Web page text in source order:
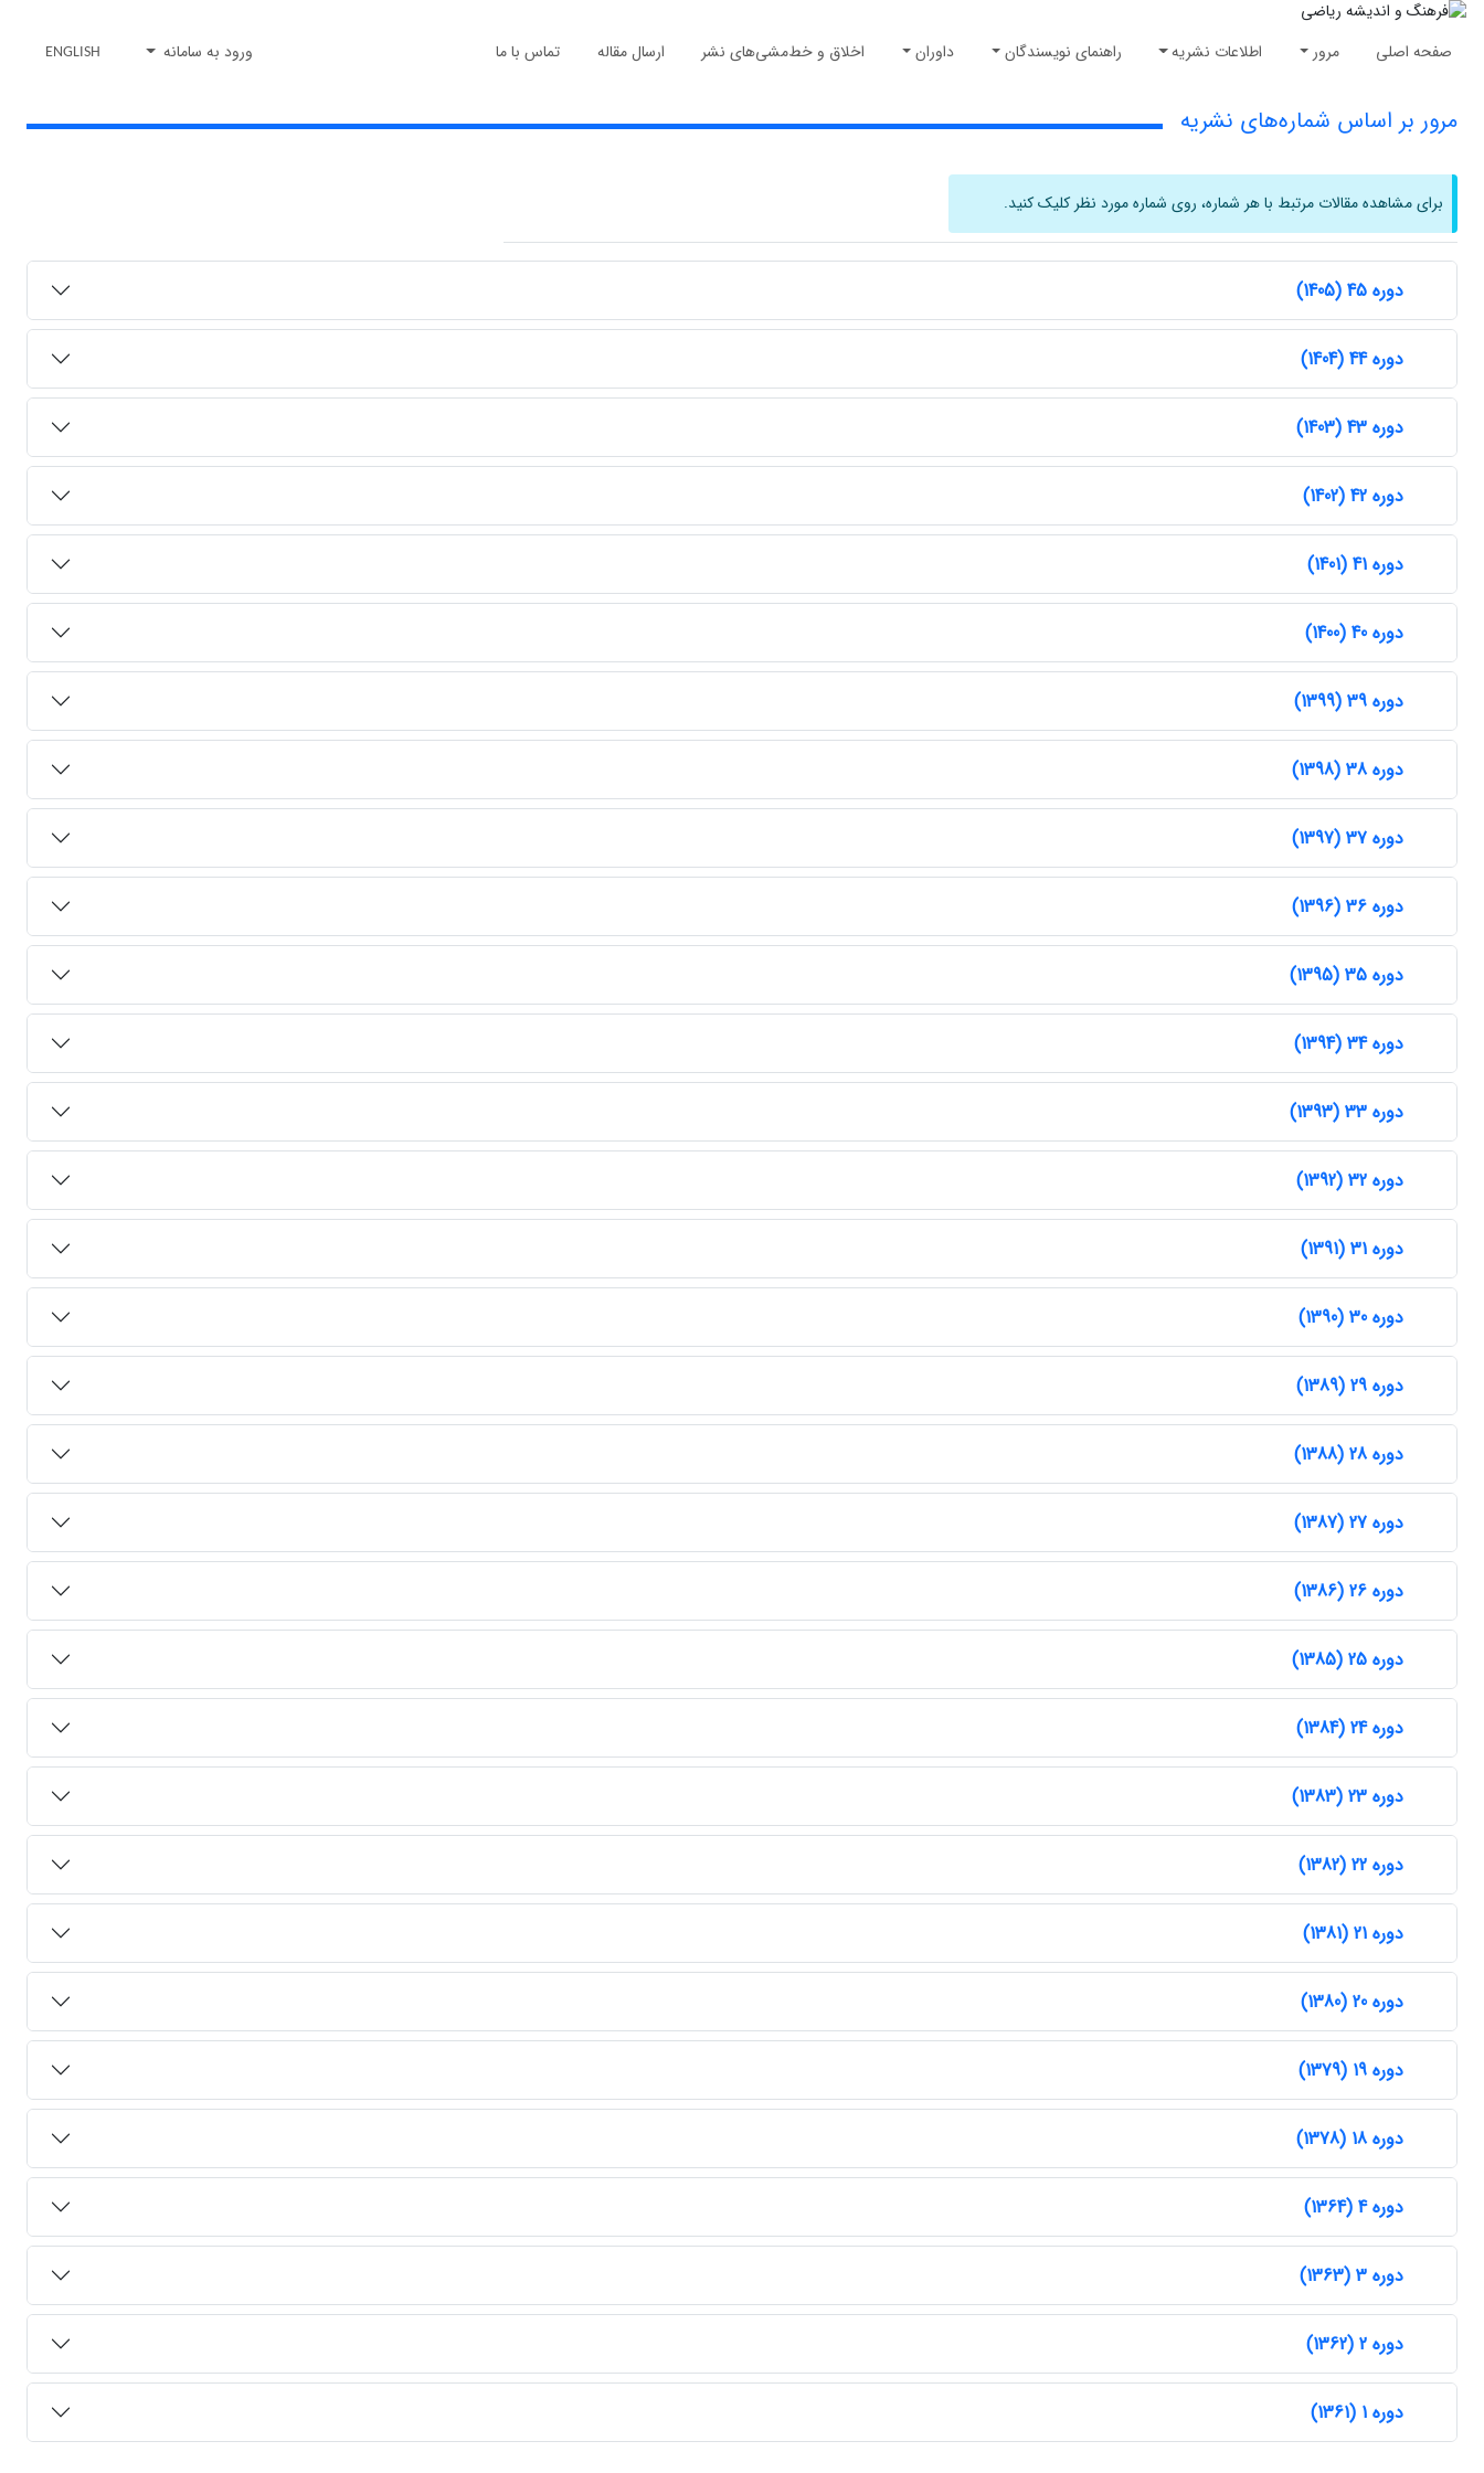
صفحه اصلی مرور اطلاعات نشریه راهنمای نویسندگان داوران اخلاق و خط‌مشی‌های نشر ارسال مقاله تماس با ما ورود به سامانه ENGLISH
مرور بر اساس شماره‌های نشریه
برای مشاهده مقالات مرتبط با هر شماره، روی شماره مورد نظر کلیک کنید.
دوره 45 (1405)
دوره 44 (1404)
دوره 43 (1403)
دوره 42 (1402)
دوره 41 (1401)
دوره 40 (1400)
دوره 39 (1399)
دوره 38 (1398)
دوره 37 (1397)
دوره 36 (1396)
دوره 35 (1395)
دوره 34 (1394)
دوره 33 (1393)
دوره 32 (1392)
دوره 31 (1391)
دوره 30 (1390)
دوره 29 (1389)
دوره 28 (1388)
دوره 27 (1387)
دوره 26 (1386)
دوره 25 (1385)
دوره 24 (1384)
دوره 23 (1383)
دوره 22 (1382)
دوره 21 (1381)
دوره 20 (1380)
دوره 19 (1379)
دوره 18 (1378)
دوره 4 (1364)
دوره 3 (1363)
دوره 2 (1362)
دوره 1 (1361)